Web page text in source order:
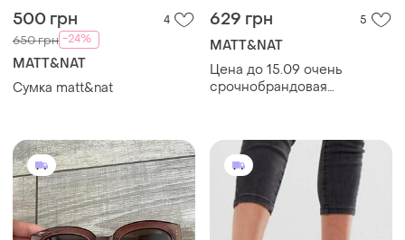
500 грн 4
650 грн -24%
MATT&NAT
Сумка matt&nat
629 грн 5
MATT&NAT
Цена до 15.09 очень
срочнобрандовая